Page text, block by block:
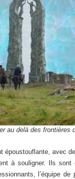
au delà des frontières
époustouflante, avec
à souligner. Ils
l’équipe